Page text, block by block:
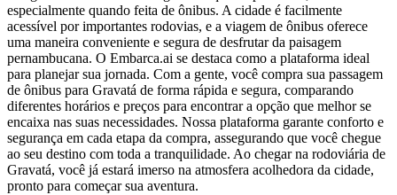
especialmente quando feita de ônibus. A cidade é facilmente
acessível por importantes rodovias, e a viagem de ônibus oferece
uma maneira conveniente e segura de desfrutar da paisagem
pernambucana. O Embarca.ai se destaca como a plataforma ideal
para planejar sua jornada. Com a gente, você compra sua passagem
de ônibus para Gravatá de forma rápida e segura, comparando
diferentes horários e preços para encontrar a opção que melhor se
encaixa nas suas necessidades. Nossa plataforma garante conforto e
segurança em cada etapa da compra, assegurando que você chegue
ao seu destino com toda a tranquilidade. Ao chegar na rodoviária de
Gravatá, você já estará imerso na atmosfera acolhedora da cidade,
pronto para começar sua aventura.